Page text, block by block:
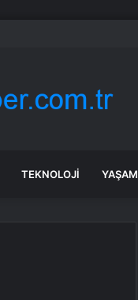
TEKNOLOJI YAŞAM